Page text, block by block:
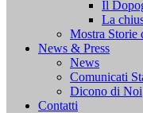
Il
La
Mostra Storie
News & Press
News
Comunicati
Dicono di Noi
Contatti